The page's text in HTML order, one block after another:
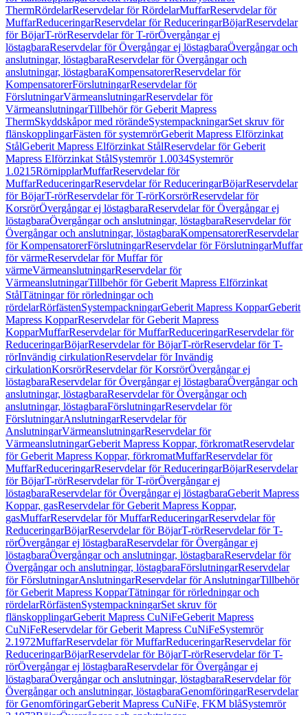
ThermRördelarReservdelar för RördelarMuffarReservdelar för
MuffarReduceringarReservdelar för ReduceringarBöjarReservdelar
för BöjarT-rörReservdelar för T-rörÖvergångar ej
löstagbaraReservdelar för Övergångar ej löstagbaraÖvergångar och
anslutningar, löstagbaraReservdelar för Övergångar och
anslutningar, löstagbaraKompensatorerReservdelar för
KompensatorerFörslutningarReservdelar för
FörslutningarVärmeanslutningarReservdelar för
VärmeanslutningarTillbehör för Geberit Mapress
ThermSkyddskåpor med rörändeSystempackningarSet skruv för
flänskopplingarFästen för systemrörGeberit Mapress Elförzinkat
StålGeberit Mapress Elförzinkat StålReservdelar för Geberit
Mapress Elförzinkat StålSystemrör 1.0034Systemrör
1.0215RörnipplarMuffarReservdelar för
MuffarReduceringarReservdelar för ReduceringarBöjarReservdelar
för BöjarT-rörReservdelar för T-rörKorsrörReservdelar för
KorsrörÖvergångar ej löstagbaraReservdelar för Övergångar ej
löstagbaraÖvergångar och anslutningar, löstagbaraReservdelar för
Övergångar och anslutningar, löstagbaraKompensatorerReservdelar
för KompensatorerFörslutningarReservdelar för FörslutningarMuffar
för värmeReservdelar för Muffar för
värmeVärmeanslutningarReservdelar för
VärmeanslutningarTillbehör för Geberit Mapress Elförzinkat
StålTätningar för rörledningar och
rördelarRörfästenSystempackningarGeberit Mapress KopparGeberit
Mapress KopparReservdelar för Geberit Mapress
KopparMuffarReservdelar för MuffarReduceringarReservdelar för
ReduceringarBöjarReservdelar för BöjarT-rörReservdelar för T-
rörInvändig cirkulationReservdelar för Invändig
cirkulationKorsrörReservdelar för KorsrörÖvergångar ej
löstagbaraReservdelar för Övergångar ej löstagbaraÖvergångar och
anslutningar, löstagbaraReservdelar för Övergångar och
anslutningar, löstagbaraFörslutningarReservdelar för
FörslutningarAnslutningarReservdelar för
AnslutningarVärmeanslutningarReservdelar för
VärmeanslutningarGeberit Mapress Koppar, förkromatReservdelar
för Geberit Mapress Koppar, förkromatMuffarReservdelar för
MuffarReduceringarReservdelar för ReduceringarBöjarReservdelar
för BöjarT-rörReservdelar för T-rörÖvergångar ej
löstagbaraReservdelar för Övergångar ej löstagbaraGeberit Mapress
Koppar, gasReservdelar för Geberit Mapress Koppar,
gasMuffarReservdelar för MuffarReduceringarReservdelar för
ReduceringarBöjarReservdelar för BöjarT-rörReservdelar för T-
rörÖvergångar ej löstagbaraReservdelar för Övergångar ej
löstagbaraÖvergångar och anslutningar, löstagbaraReservdelar för
Övergångar och anslutningar, löstagbaraFörslutningarReservdelar
för FörslutningarAnslutningarReservdelar för AnslutningarTillbehör
för Geberit Mapress KopparTätningar för rörledningar och
rördelarRörfästenSystempackningarSet skruv för
flänskopplingarGeberit Mapress CuNiFeGeberit Mapress
CuNiFeReservdelar för Geberit Mapress CuNiFeSystemrör
2.1972MuffarReservdelar för MuffarReduceringarReservdelar för
ReduceringarBöjarReservdelar för BöjarT-rörReservdelar för T-
rörÖvergångar ej löstagbaraReservdelar för Övergångar ej
löstagbaraÖvergångar och anslutningar, löstagbaraReservdelar för
Övergångar och anslutningar, löstagbaraGenomföringarReservdelar
för GenomföringarGeberit Mapress CuNiFe, FKM blåSystemrör